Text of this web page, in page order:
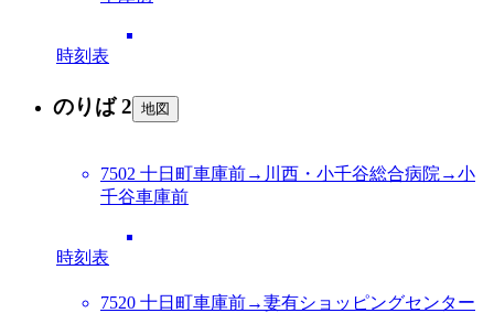
時刻表
のりば 2 地図
7502 十日町車庫前→川西・小千谷総合病院→小
千谷車庫前
時刻表
7520 十日町車庫前→妻有ショッピングセンター